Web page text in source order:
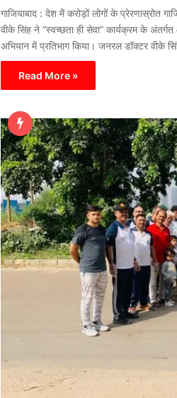
गाजियाबाद : देश में करोड़ों लोगों के प्रेरणास्रोत
वीके सिंह ने “स्वच्छता ही सेवा” कार्यक्रम के
अभियान में प्रतिभाग किया। जनरल डॉक्टर वीके
Read More »